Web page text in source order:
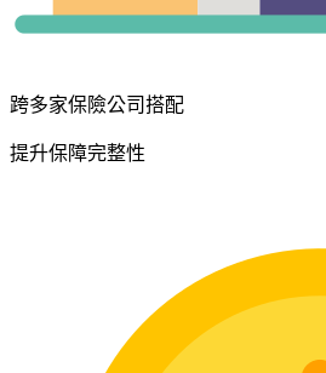
跨多家保險公司搭配
提升保障完整性